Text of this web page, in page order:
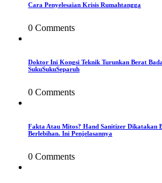
Cara Penyelesaian Krisis Rumahtangga
0 Comments
Doktor Ini Kongsi Teknik Turunkan Berat
SukuSukuSeparuh
0 Comments
Fakta Atau Mitos? Hand Sanitizer Dikatakan
Berlebihan. Ini Penjelasannya
0 Comments